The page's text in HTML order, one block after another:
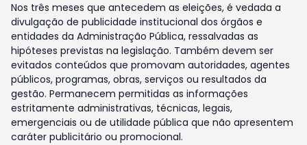
Nos três meses que antecedem as eleições, é vedada a
divulgação de publicidade institucional dos órgãos e
entidades da Administração Pública, ressalvadas as
hipóteses previstas na legislação. Também devem ser
evitados conteúdos que promovam autoridades, agentes
públicos, programas, obras, serviços ou resultados da
gestão. Permanecem permitidas as informações
estritamente administrativas, técnicas, legais,
emergenciais ou de utilidade pública que não apresentem
caráter publicitário ou promocional.